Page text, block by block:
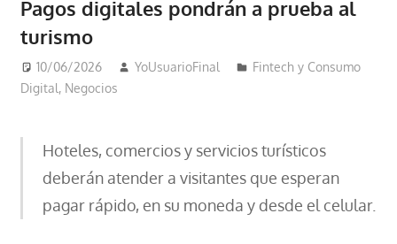
Pagos digitales pondrán a prueba al
turismo
10/06/2026 YoUsuarioFinal
Fintech y Consumo
Digital, Negocios
Hoteles, comercios y servicios turísticos
deberán atender a visitantes que esperan
pagar rápido, en su moneda y desde el celular.